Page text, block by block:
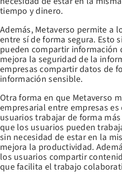
tiempo y dinero.
Además, Metaverso permite a
entre sí de forma segura. Esto
pueden compartir información
mejora la seguridad de la
empresas compartir datos de
información sensible.
Otra forma en que Metaverso
empresarial entre empresas
usuarios trabajar de forma
que los usuarios pueden
sin necesidad de estar en la
mejora la productividad.
los usuarios compartir
que facilita el trabajo